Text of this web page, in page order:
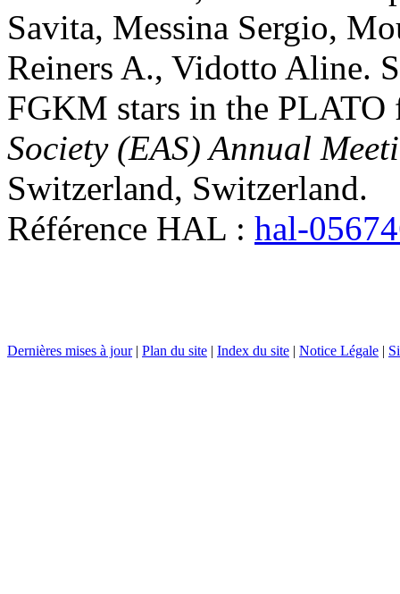
Savita, Messina Sergio,
Reiners A., Vidotto Aline.
FGKM stars in the PLATO
Society (EAS) Annual
Switzerland, Switzerland.
Référence HAL : hal-
Dernières mises à jour| Plan du site | Index du site | Notice Légale |